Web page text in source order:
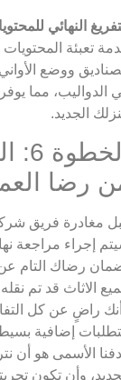
النهائي
تعبئة
ووضع
الدواليب، مما
الجديد.
رضا
مغادرة فريق
إجراء مراجعة
رضاك التام
الاثاث قد تم
راضٍ عن كل
إضافية
الأسمى هو أن
وأن تكون